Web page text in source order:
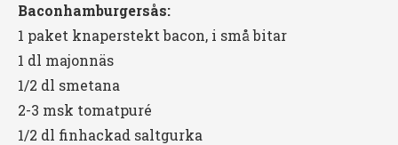
Baconhamburgersås:
1 paket knaperstekt bacon, i små bitar
1 dl majonnäs
1/2 dl smetana
2-3 msk tomatpuré
1/2 dl finhackad saltgurka